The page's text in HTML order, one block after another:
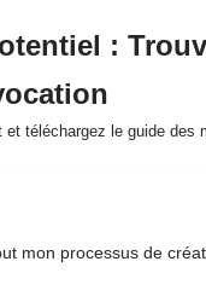
:
et téléchargez le guide des
mon processus de